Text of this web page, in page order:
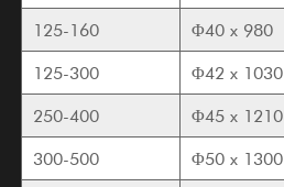
125-160 Φ40 x 980
125-300
Φ42 x 1030
250-400
Φ45 x 1210
300-500
Φ50 x 1300